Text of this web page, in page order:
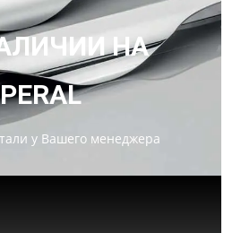
НА
у Вашего менеджера